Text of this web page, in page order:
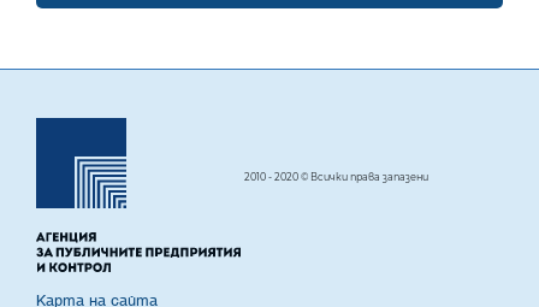
2010 - 2020 © Всички права запазени
Карта на сайта